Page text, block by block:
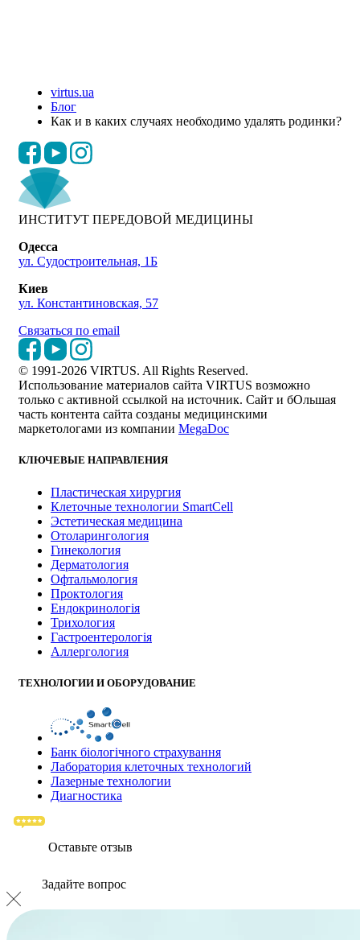
virtus.ua
Блог
Как и в каких случаях необходимо удалять родинки?
ИНСТИТУТ ПЕРЕДОВОЙ МЕДИЦИНЫ
Одесса
ул. Судостроительная, 1Б
Киев
ул. Константиновская, 57
Связаться по email
© 1991-2026 VIRTUS. All Rights Reserved.
Использование материалов сайта VIRTUS возможно
только с активной ссылкой на источник. Сайт и бОльшая
часть контента сайта созданы медицинскими
маркетологами из компании MegaDoc
КЛЮЧЕВЫЕ НАПРАВЛЕНИЯ
Пластическая хирургия
Клеточные технологии SmartCell
Эстетическая медицина
Отоларингология
Гинекология
Дерматология
Офтальмология
Проктология
Ендокринологія
Трихология
Гастроентерологія
Аллергология
ТЕХНОЛОГИИ И ОБОРУДОВАНИЕ
Банк бiологiчного страхування
Лаборатория клеточных технологий
Лазерные технологии
Диагностика
Оставьте отзыв
Задайте вопрос